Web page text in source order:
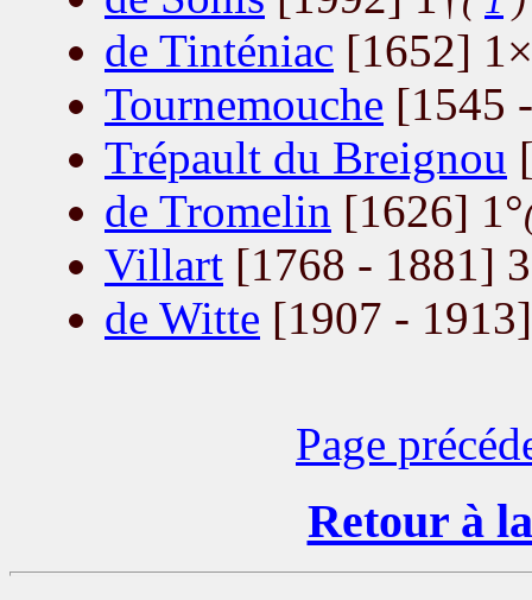
de Tinténiac [1652] 1×
Tournemouche [1545
Trépault du Breignou
de Tromelin [1626] 1°
Villart [1768 - 1881]
de Witte [1907 -
Page
Retour à